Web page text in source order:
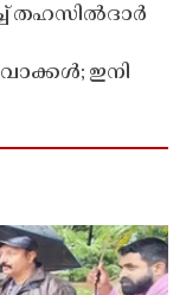
തഹസിൽദാർ
ഇനി